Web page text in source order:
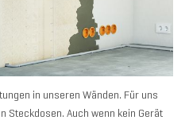
in unseren Wänden. Für uns
Steckdosen. Auch wenn kein Gerät